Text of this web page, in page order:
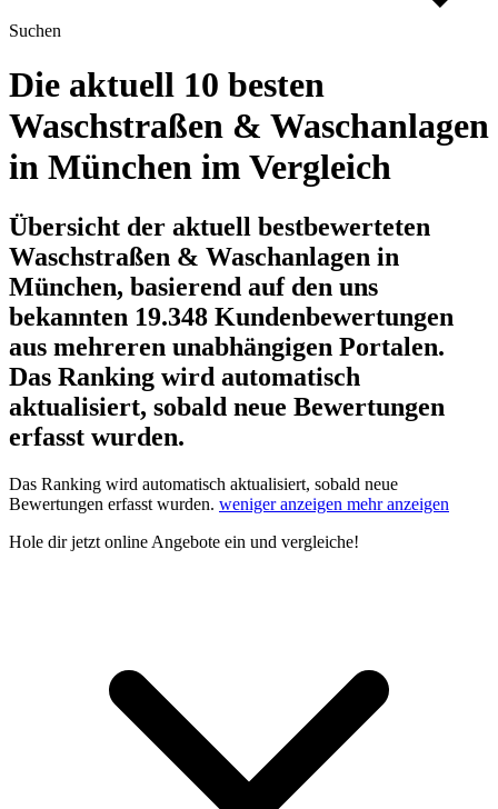
Suchen
Die aktuell 10 besten
Waschstraßen & Waschanlagen
in München im Vergleich
Übersicht der aktuell bestbewerteten
Waschstraßen & Waschanlagen in
München, basierend auf den uns
bekannten 19.348 Kundenbewertungen
aus mehreren unabhängigen Portalen.
Das Ranking wird automatisch
aktualisiert, sobald neue Bewertungen
erfasst wurden.
Das Ranking wird automatisch aktualisiert, sobald neue
Bewertungen erfasst wurden. weniger anzeigen mehr anzeigen
Hole dirjetzt online Angebote ein und vergleiche!